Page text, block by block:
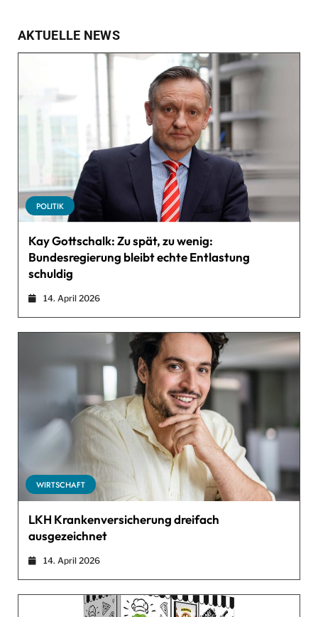
AKTUELLE NEWS
POLITIK
Kay Gottschalk: Zu spät, zu wenig:
Bundesregierung bleibt echte Entlastung
schuldig
14. April 2026
WIRTSCHAFT
LKH Krankenversicherung dreifach
ausgezeichnet
14. April 2026